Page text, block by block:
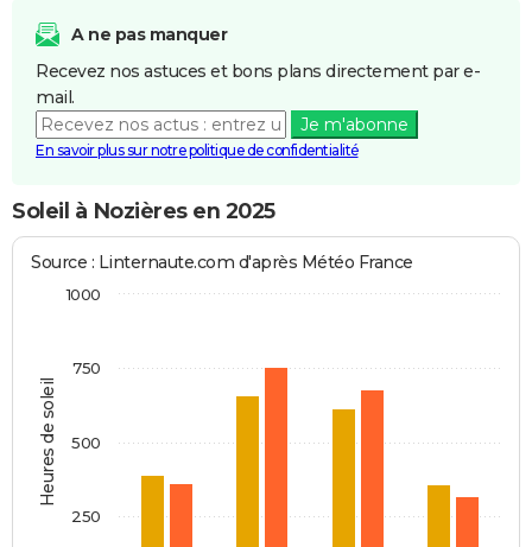
A ne pas manquer
Recevez nos astuces et bons plans directement par e-
mail.
Je m'abonne
En savoir plus sur notre politique de confidentialité
Soleil à Nozières en 2025
Heures de soleil
Source : Linternaute.com d'après Météo France
250
500
750
1000